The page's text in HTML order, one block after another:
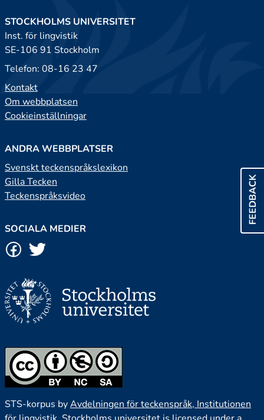
FEEDBACK
STOCKHOLMS UNIVERSITET
Inst. för lingvistik
SE-106 91 Stockholm
Telefon: 08-16 23 47
Kontakt
Om webbplatsen
Cookieinställningar
ANDRA WEBBPLATSER
Svenskt teckenspråkslexikon
Gilla Tecken
Teckenspråksvideo
SOCIALA MEDIER
STS-korpus byAvdelningen för teckenspråk, Institutionen